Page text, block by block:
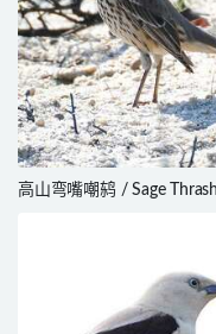
高山弯嘴嘲鸫 / Sage